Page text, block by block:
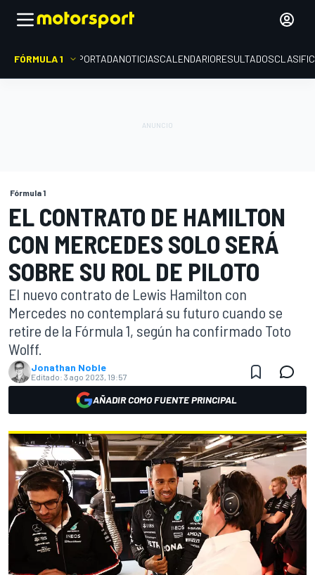
FÓRMULA 1 PORTADANOTICIASCALENDARIORESULTADOS
Fórmula 1
EL CONTRATO DE HAMILTON
CON MERCEDES SOLO SERÁ
SOBRE SU ROL DE PILOTO
El nuevo contrato de Lewis Hamilton con
Mercedes no contemplará su futuro cuando se
retire de la Fórmula 1, según ha confirmado Toto
Wolff.
Jonathan Noble
Editado: 3 ago 2023, 19:57
AÑADIR COMO FUENTE PRINCIPAL